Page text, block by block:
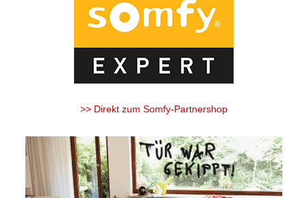
>> Direkt zum Somfy-Partnershop